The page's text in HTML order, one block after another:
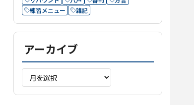
練習メニュー
雑記
アーカイブ
ー
カ